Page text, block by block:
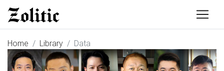
Home Library Data